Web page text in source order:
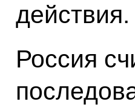
действия.
Россия